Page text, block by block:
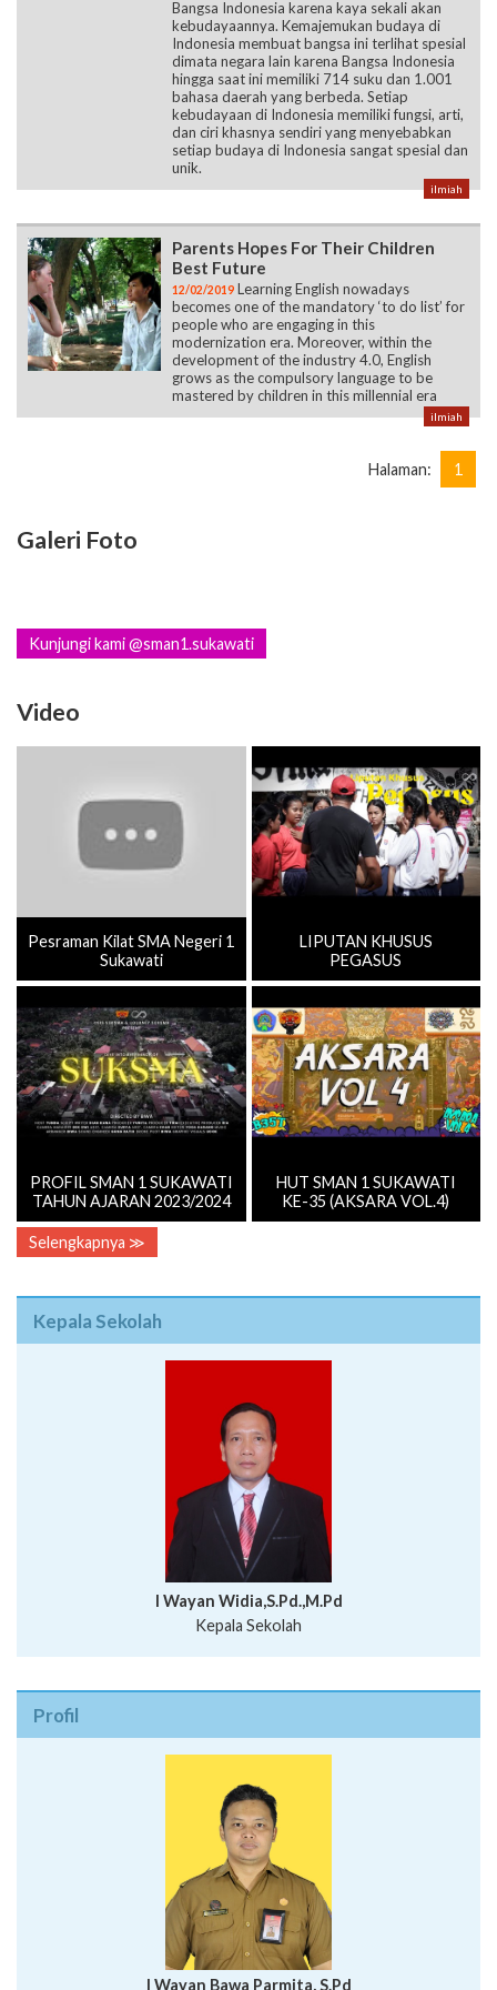
Bangsa Indonesia karena kaya sekali akan
kebudayaannya. Kemajemukan budaya di
Indonesia membuat bangsa ini terlihat spesial
dimata negara lain karena Bangsa Indonesia
hingga saat ini memiliki 714 suku dan 1.001
bahasa daerah yang berbeda. Setiap
kebudayaan di Indonesia memiliki fungsi, arti,
dan ciri khasnya sendiri yang menyebabkan
setiap budaya di Indonesia sangat spesial dan
unik.
ilmiah
Parents Hopes For Their Children
Best Future
12/02/2019 Learning English nowadays
becomes one of the mandatory ‘to do list’ for
people who are engaging in this
modernization era. Moreover, within the
development of the industry 4.0, English
grows as the compulsory language to be
mastered by children in this millennial era
ilmiah
Halaman: 1
Galeri Foto
Kunjungi kami @sman1.sukawati
Video
Pesraman Kilat SMA Negeri 1
Sukawati
LIPUTAN KHUSUS
PEGASUS
PROFIL SMAN 1 SUKAWATI
TAHUN AJARAN 2023/2024
HUT SMAN 1 SUKAWATI
KE-35 (AKSARA VOL.4)
Selengkapnya ≫
Kepala Sekolah
I Wayan Widia,S.Pd.,M.Pd
Kepala Sekolah
Profil
I Wayan Bawa Parmita, S.Pd